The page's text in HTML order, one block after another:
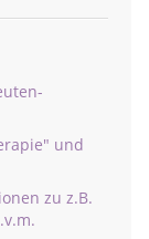
und
zu z.B.